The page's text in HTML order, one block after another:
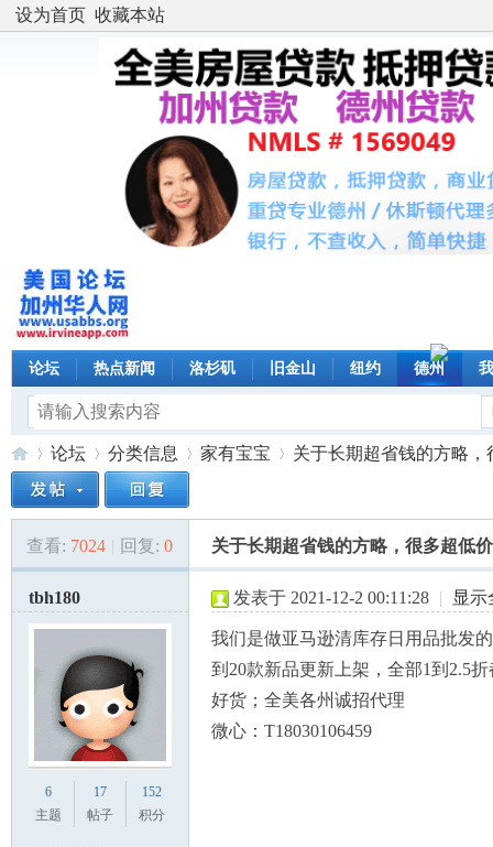
设为首页 收藏本站
论坛 热点新闻 洛杉矶 旧金山 纽约 德州
美»
论坛
›
分类信息 家有宝宝
›
关于长期超省钱的方略，
查看: 7024 | 回复: 0 关于长期超省钱的方略，很多超低
tbh180
6
主题
17
帖子
152
积分
发表于 2021-12-2 00:11:28 | 显示
我们是做亚马逊清库存日用品批发
到20款新品更新上架，全部1到2.5
好货；全美各州诚招代理
微心：T18030106459